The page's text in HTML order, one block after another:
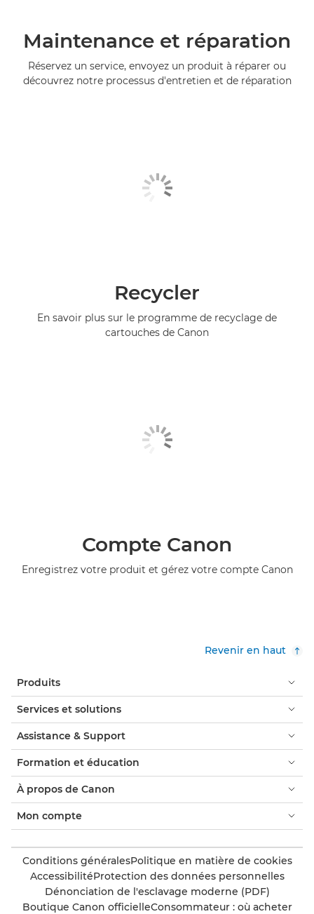
Maintenance et réparation
Réservez un service, envoyez un produit à réparer ou
découvrez notre processus d'entretien et de réparation
Recycler
En savoir plus sur le programme de recyclage de
cartouches de Canon
Compte Canon
Enregistrez votre produit et gérez votre compte Canon
Revenir en haut
Produits
Services et solutions
Assistance & Support
Formation et éducation
À propos de Canon
Mon compte
Conditions généralesPolitique en matière de cookies
AccessibilitéProtection des données personnelles
Dénonciation de l'esclavage moderne (PDF)
Boutique Canon officielleConsommateur : où acheter